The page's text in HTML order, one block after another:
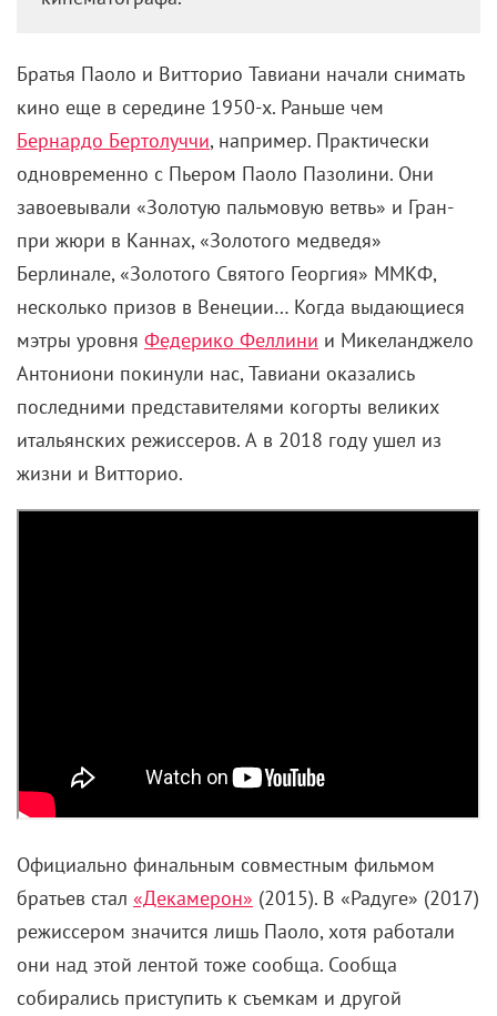
Братья Паоло и Витторио Тавиани начали снимать
кино еще в середине 1950-х. Раньше чем
Бернардо Бертолуччи, например. Практически
одновременно с Пьером Паоло Пазолини. Они
завоевывали «Золотую пальмовую ветвь» и Гран-
при жюри в Каннах, «Золотого медведя»
Берлинале, «Золотого Святого Георгия» ММКФ,
несколько призов в Венеции… Когда выдающиеся
мэтры уровня Федерико Феллини и Микеланджело
Антониони покинули нас, Тавиани оказались
последними представителями когорты великих
итальянских режиссеров. А в 2018 году ушел из
жизни и Витторио.
Официально финальным совместным фильмом
братьев стал «Декамерон» (2015). В «Радуге» (2017)
режиссером значится лишь Паоло, хотя работали
они над этой лентой тоже сообща. Сообща
собирались приступить к съемкам и другой